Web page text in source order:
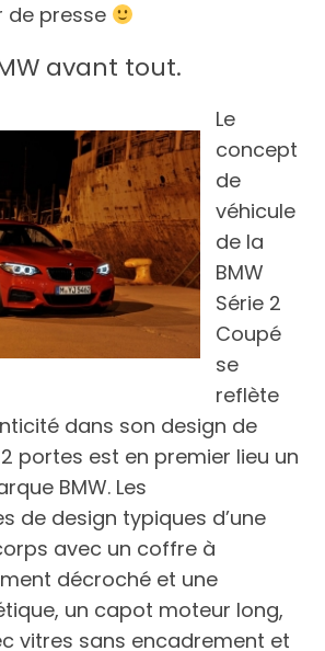
de presse
avant tout.
Le
concept
de
véhicule
de la
BMW
Série 2
Coupé
se
reflète
dans son design de
portes est en premier lieu un
BMW. Les
de design typiques d’une
avec un coffre à
décroché et une
un capot moteur long,
vitres sans encadrement et